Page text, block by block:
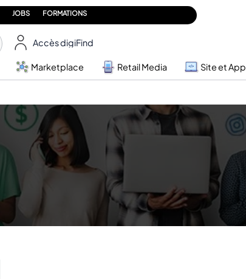
JOBS FORMATIONS
Accès digiFind
Marketplace Retail Media Site et App